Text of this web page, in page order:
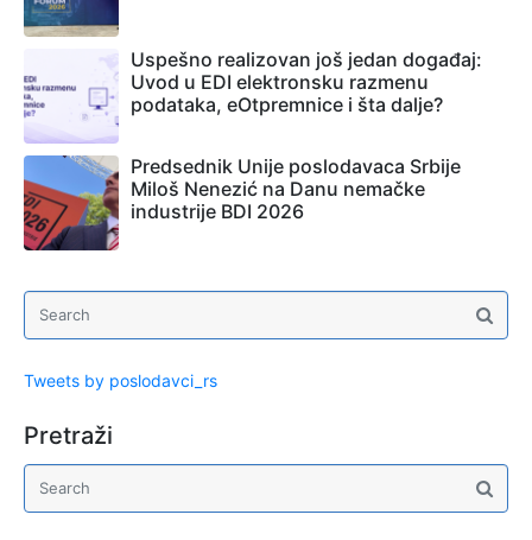
Uspešno realizovan još jedan događaj:
Uvod u EDI elektronsku razmenu
podataka, eOtpremnice i šta dalje?
Predsednik Unije poslodavaca Srbije
Miloš Nenezić na Danu nemačke
industrije BDI 2026
Tweets by poslodavci_rs
Pretraži